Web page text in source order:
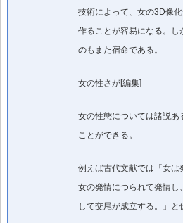
技術によって、女の3D像
作ることが容易になる。
のもまた宿命である。
女の性さが[編集]
女の性態については諸説
ことができる。
例えば古代文献では「女
女の発情につられて発情
して交尾が成立する。」と